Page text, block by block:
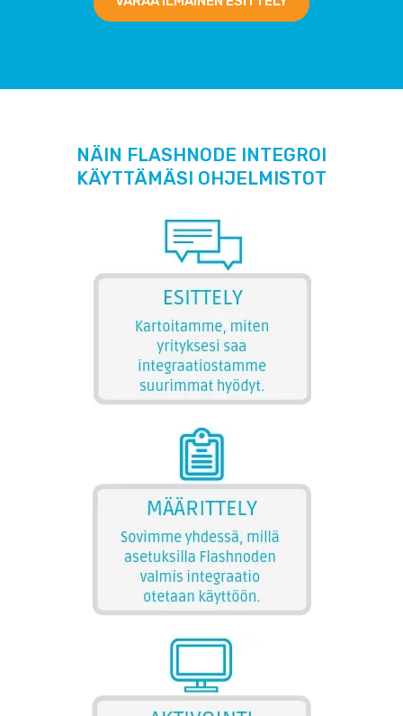
NÄIN FLASHNODE INTEGROI
KÄYTTÄMÄSI OHJELMISTOT